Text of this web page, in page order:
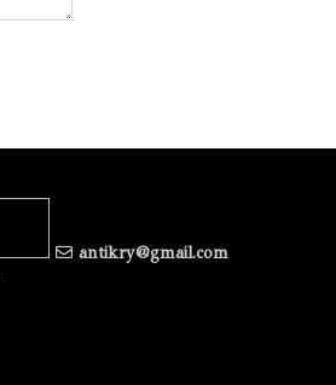
antikry@gmail.com